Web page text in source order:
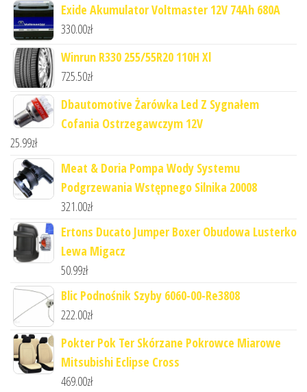
Exide Akumulator Voltmaster 12V 74Ah 680A
330.00zł
Winrun R330 255/55R20 110H Xl
725.50zł
Dbautomotive Żarówka Led Z Sygnałem
Cofania Ostrzegawczym 12V
25.99zł
Meat & Doria Pompa Wody Systemu
Podgrzewania Wstępnego Silnika 20008
321.00zł
Ertons Ducato Jumper Boxer Obudowa Lusterko
Lewa Migacz
50.99zł
Blic Podnośnik Szyby 6060-00-Re3808
222.00zł
Pokter Pok Ter Skórzane Pokrowce Miarowe
Mitsubishi Eclipse Cross
469.00zł